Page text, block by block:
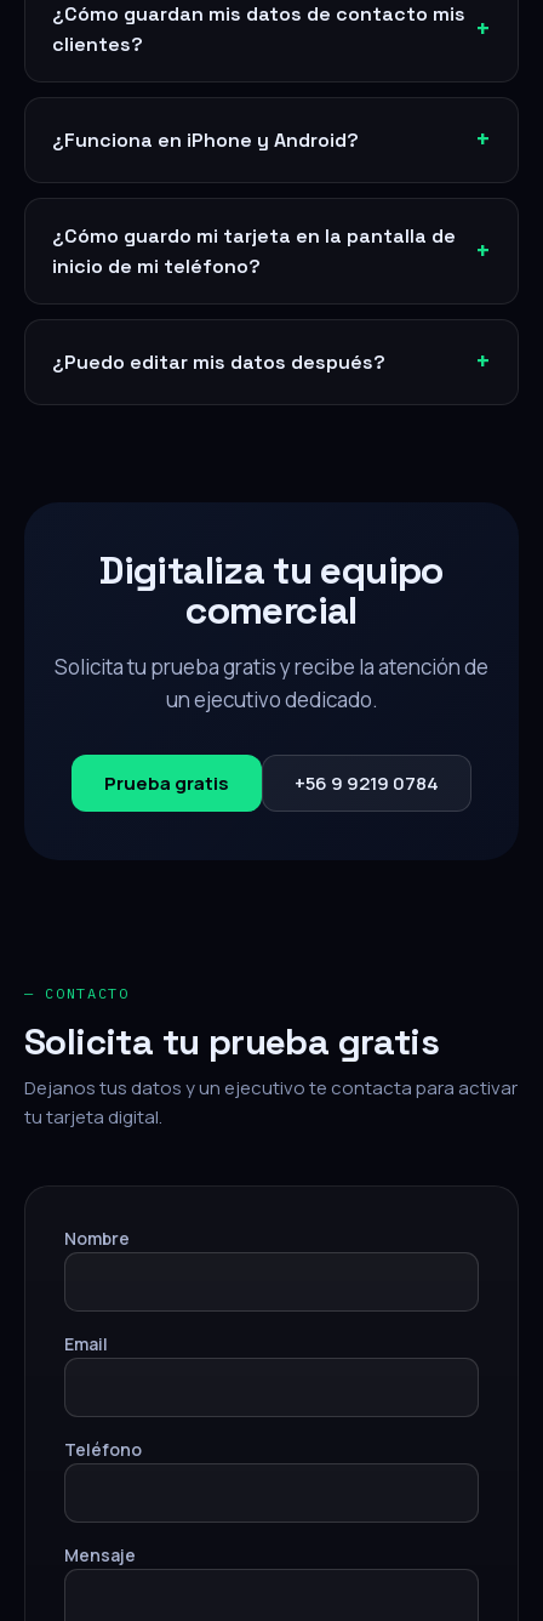
¿Cómo guardan mis datos de contacto mis
clientes?
¿Funciona en iPhone y Android?
¿Cómo guardo mi tarjeta en la pantalla de
inicio de mi teléfono?
¿Puedo editar mis datos después?
Digitaliza tu equipo
comercial
Solicita tu prueba gratis y recibe la atención de
un ejecutivo dedicado.
Prueba gratis +56 9 9219 0784
— CONTACTO
Solicita tu prueba gratis
Dejanos tus datos y un ejecutivo te contacta para activar
tu tarjeta digital.
Nombre
Email
Teléfono
Mensaje